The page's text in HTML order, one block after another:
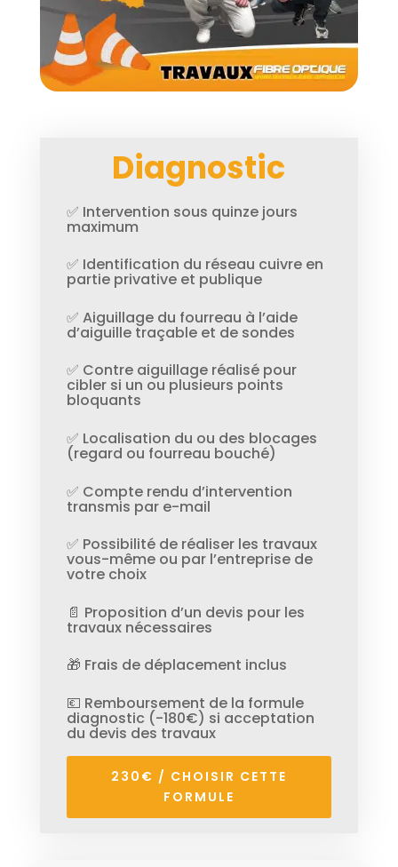
Diagnostic
✅ Intervention sous quinze jours
maximum
✅ Identification du réseau cuivre en
partie privative et publique
✅ Aiguillage du fourreau à l’aide
d’aiguille traçable et de sondes
✅ Contre aiguillage réalisé pour
cibler si un ou plusieurs points
bloquants
✅ Localisation du ou des blocages
(regard ou fourreau bouché)
✅ Compte rendu d’intervention
transmis par e-mail
✅ Possibilité de réaliser les travaux
vous-même ou par l’entreprise de
votre choix
📄 Proposition d’un devis pour les
travaux nécessaires
🎁 Frais de déplacement inclus
💶 Remboursement de la formule
diagnostic (-180€) si acceptation
du devis des travaux
230€ / CHOISIR CETTE
FORMULE